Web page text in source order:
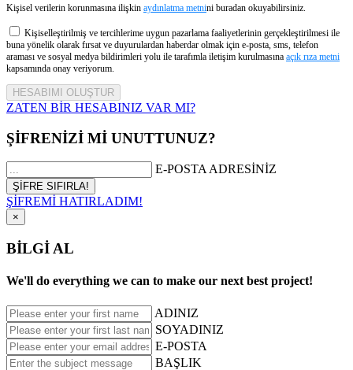
Kişisel verilerin korunmasına ilişkin aydınlatma metnini buradan okuyabilirsiniz.
Kişiselleştirilmiş ve tercihlerime uygun pazarlama faaliyetlerinin gerçekleştirilmesi ile
buna yönelik olarak fırsat ve duyurulardan haberdar olmak için e-posta, sms, telefon
araması ve sosyal medya bildirimleri yolu ile tarafımla iletişim kurulmasına açık rıza metni
kapsamında onay veriyorum.
ZATEN BİR HESABINIZ VAR MI?
ŞİFRENİZİ Mİ UNUTTUNUZ?
E-POSTA ADRESİNİZ
ŞİFREMİ HATIRLADIM!
×
BİLGİ AL
We'll do everything we can to make our next best project!
ADINIZ
SOYADINIZ
E-POSTA
BAŞLIK